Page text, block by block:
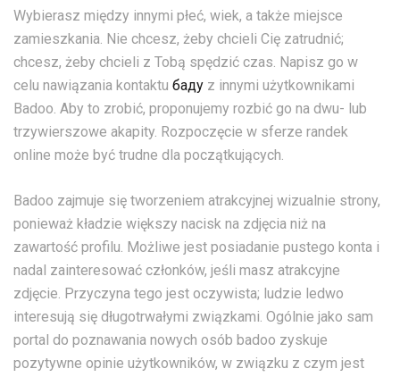
Wybierasz między innymi płeć, wiek, a także miejsce
zamieszkania. Nie chcesz, żeby chcieli Cię zatrudnić;
chcesz, żeby chcieli z Tobą spędzić czas. Napisz go w
celu nawiązania kontaktu баду z innymi użytkownikami
Badoo. Aby to zrobić, proponujemy rozbić go na dwu- lub
trzywierszowe akapity. Rozpoczęcie w sferze randek
online może być trudne dla początkujących.
Badoo zajmuje się tworzeniem atrakcyjnej wizualnie strony,
ponieważ kładzie większy nacisk na zdjęcia niż na
zawartość profilu. Możliwe jest posiadanie pustego konta i
nadal zainteresować członków, jeśli masz atrakcyjne
zdjęcie. Przyczyna tego jest oczywista; ludzie ledwo
interesują się długotrwałymi związkami. Ogólnie jako sam
portal do poznawania nowych osób badoo zyskuje
pozytywne opinie użytkowników, w związku z czym jest